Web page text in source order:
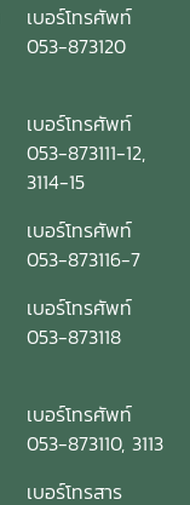
เบอร์โทรศัพท์
053-873120
เบอร์โทรศัพท์
053-873111-12,
3114-15
เบอร์โทรศัพท์
053-873116-7
เบอร์โทรศัพท์
053-873118
เบอร์โทรศัพท์
053-873110, 3113
เบอร์โทรสาร